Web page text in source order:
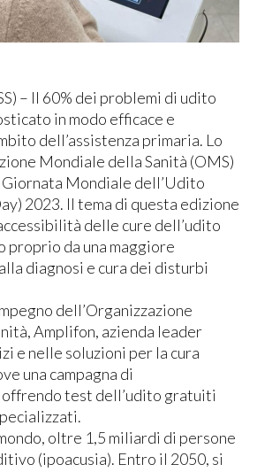
– Il 60% dei problemi di udito
in modo efficace e
dell’assistenza primaria. Lo
Mondiale della Sanità (OMS)
Mondiale dell’Udito
2023. Il tema di questa edizione
delle cure dell’udito
da una maggiore
diagnosi e cura dei disturbi
dell’Organizzazione
Amplifon, azienda leader
e nelle soluzioni per la cura
una campagna di
test dell’udito gratuiti
oltre 1,5 miliardi di persone
(ipoacusia). Entro il 2050, si